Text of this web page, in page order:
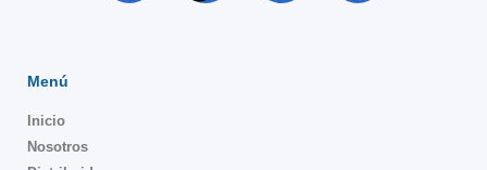
Menú
Inicio
Nosotros